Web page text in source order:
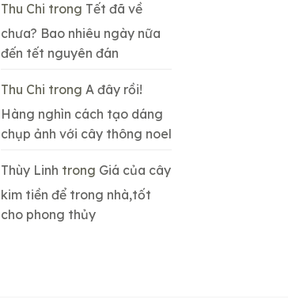
Thu Chi trong Tết đã về
chưa? Bao nhiêu ngày nữa
đến tết nguyên đán
Thu Chi trong A đây rồi!
Hàng nghìn cách tạo dáng
chụp ảnh với cây thông noel
Thùy Linh trong Giá của cây
kim tiền để trong nhà,tốt
cho phong thủy